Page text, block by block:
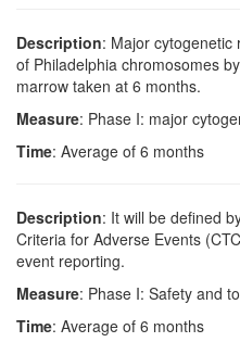
Description: Major cytogenetic
of Philadelphia chromosomes
marrow taken at 6 months.
Measure: Phase I: major
Time: Average of 6 months
Description: It will be defined
Criteria for Adverse Events
event reporting.
Measure: Phase I: Safety and
Time: Average of 6 months